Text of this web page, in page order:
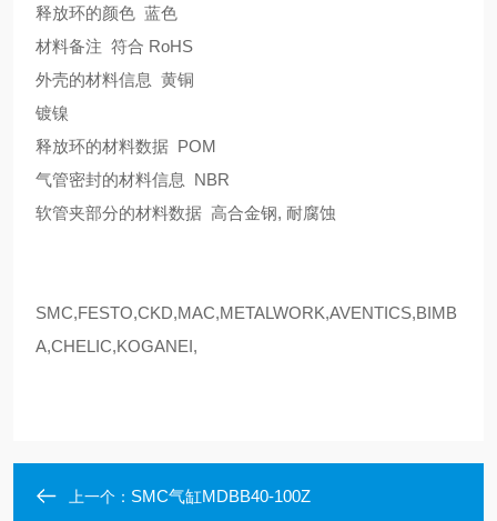
释放环的颜色 蓝色
材料备注 符合 RoHS
外壳的材料信息 黄铜
镀镍
释放环的材料数据 POM
气管密封的材料信息 NBR
软管夹部分的材料数据 高合金钢, 耐腐蚀
SMC,FESTO,CKD,MAC,METALWORK,AVENTICS,BIMB
A,CHELIC,KOGANEI,
上一个： SMC气缸MDBB40-100Z